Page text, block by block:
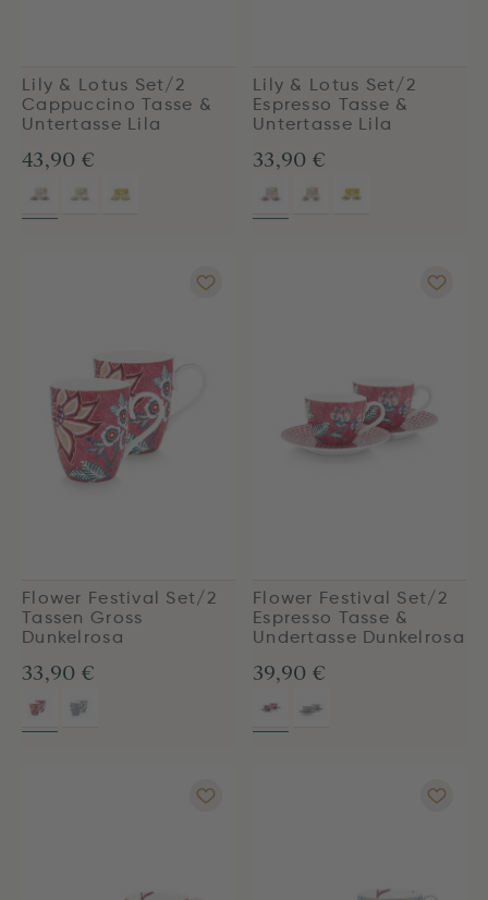
Lily & Lotus Set/2
Cappuccino Tasse &
Untertasse Lila
43,90 €
Lily & Lotus Set/2
Espresso Tasse &
Untertasse Lila
33,90 €
Flower Festival Set/2
Tassen Gross
Dunkelrosa
33,90 €
Flower Festival Set/2
Espresso Tasse &
Undertasse Dunkelrosa
39,90 €